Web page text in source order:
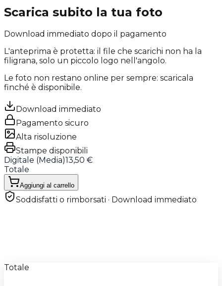
Scarica subito la tua foto
Download immediato dopo il pagamento
L'anteprima è protetta: il file che scarichi non ha la
filigrana, solo un piccolo logo nell'angolo.
Le foto non restano online per sempre: scaricala
finché è disponibile.
Download immediato
Pagamento sicuro
Alta risoluzione
Stampe disponibili
Digitale (Media)13,50 €
Totale
Aggiungi al carrello
Soddisfatti o rimborsati · Download immediato
Totale